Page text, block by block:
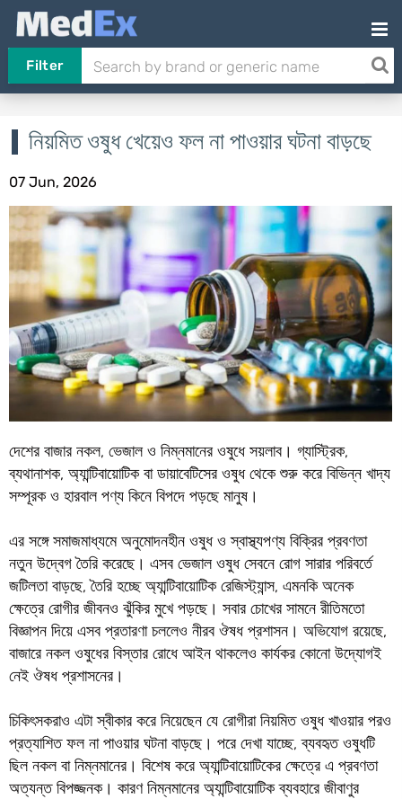
Filter
নিয়মিত ওষুধ খেয়েও ফল না পাওয়ার ঘটনা বাড়ছে
07 Jun, 2026
দেশের বাজার নকল, ভেজাল ও নিম্নমানের ওষুধে সয়লাব। গ্যাস্ট্রিক,
ব্যথানাশক, অ্যান্টিবায়োটিক বা ডায়াবেটিসের ওষুধ থেকে শুরু করে বিভিন্ন খাদ্য
সম্পূরক ও হারবাল পণ্য কিনে বিপদে পড়ছে মানুষ।
এর সঙ্গে সমাজমাধ্যমে অনুমোদনহীন ওষুধ ও স্বাস্থ্যপণ্য বিক্রির প্রবণতা
নতুন উদ্বেগ তৈরি করেছে। এসব ভেজাল ওষুধ সেবনে রোগ সারার পরিবর্তে
জটিলতা বাড়ছে, তৈরি হচ্ছে অ্যান্টিবায়োটিক রেজিস্ট্যান্স, এমনকি অনেক
ক্ষেত্রে রোগীর জীবনও ঝুঁকির মুখে পড়ছে। সবার চোখের সামনে রীতিমতো
বিজ্ঞাপন দিয়ে এসব প্রতারণা চললেও নীরব ঔষধ প্রশাসন। অভিযোগ রয়েছে,
বাজারে নকল ওষুধের বিস্তার রোধে আইন থাকলেও কার্যকর কোনো উদ্যোগই
নেই ঔষধ প্রশাসনের।
চিকিৎসকরাও এটা স্বীকার করে নিয়েছেন যে রোগীরা নিয়মিত ওষুধ খাওয়ার পরও
প্রত্যাশিত ফল না পাওয়ার ঘটনা বাড়ছে। পরে দেখা যাচ্ছে, ব্যবহৃত ওষুধটি
ছিল নকল বা নিম্নমানের। বিশেষ করে অ্যান্টিবায়োটিকের ক্ষেত্রে এ প্রবণতা
অত্যন্ত বিপজ্জনক। কারণ নিম্নমানের অ্যান্টিবায়োটিক ব্যবহারে জীবাণুর